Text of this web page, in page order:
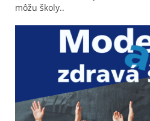
môžu školy..